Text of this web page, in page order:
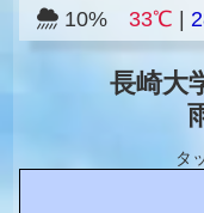
10% 33℃
長崎大
タ